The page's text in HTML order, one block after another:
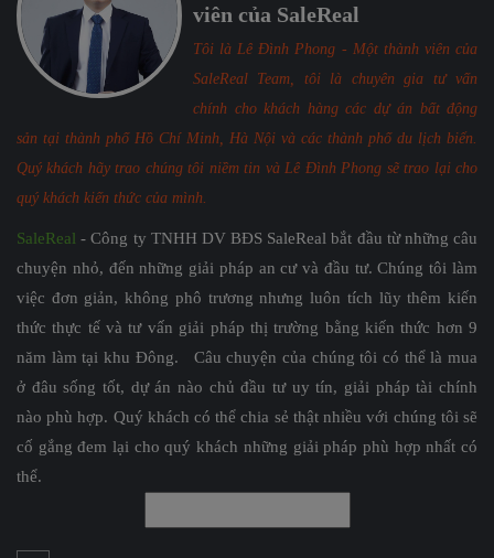
viên của SaleReal
Tôi là Lê Đình Phong - Một thành viên của
SaleReal Team, tôi là chuyên gia tư vấn
chính cho khách hàng các dự án bất động
sản tại thành phố Hồ Chí Minh, Hà Nội và các thành phố du lịch biển.
Quý khách hãy trao chúng tôi niềm tin và Lê Đình Phong sẽ trao lại cho
quý khách kiến thức của mình.
SaleReal - Công ty TNHH DV BĐS SaleReal bắt đầu từ những câu
chuyện nhỏ, đến những giải pháp an cư và đầu tư. Chúng tôi làm
việc đơn giản, không phô trương nhưng luôn tích lũy thêm kiến
thức thực tế và tư vấn giải pháp thị trường bằng kiến thức hơn 9
năm làm tại khu Đông. Câu chuyện của chúng tôi có thể là mua
ở đâu sống tốt, dự án nào chủ đầu tư uy tín, giải pháp tài chính
nào phù hợp. Quý khách có thể chia sẻ thật nhiều với chúng tôi sẽ
cố gắng đem lại cho quý khách những giải pháp phù hợp nhất có
thể.